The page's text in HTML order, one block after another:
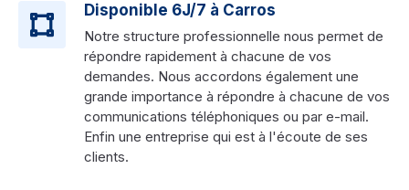
Disponible 6J/7 à Carros
Notre structure professionnelle nous permet de
répondre rapidement à chacune de vos
demandes. Nous accordons également une
grande importance à répondre à chacune de vos
communications téléphoniques ou par e-mail.
Enfin une entreprise qui est à l'écoute de ses
clients.